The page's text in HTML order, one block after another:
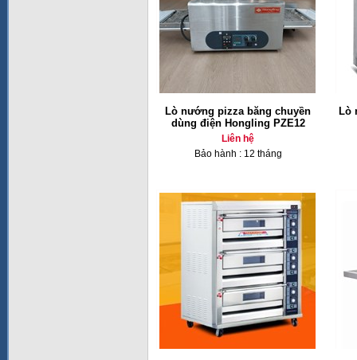
Lò nướng pizza băng chuyền
dùng điện Hongling PZE12
Liên hệ
Bảo hành : 12 tháng
Lò